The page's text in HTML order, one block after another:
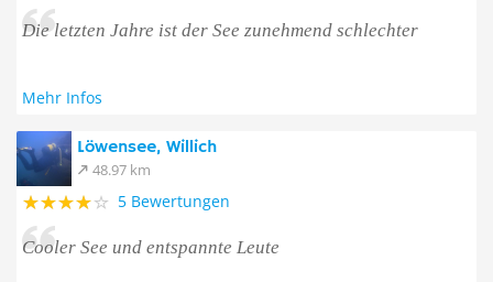
Die letzten Jahre ist der See zunehmend schlechter
Mehr Infos
Löwensee, Willich
48.97 km
5 Bewertungen
Cooler See und entspannte Leute